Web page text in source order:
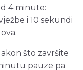
4 minute:
i 10 sekundi
što završite
pauze pa